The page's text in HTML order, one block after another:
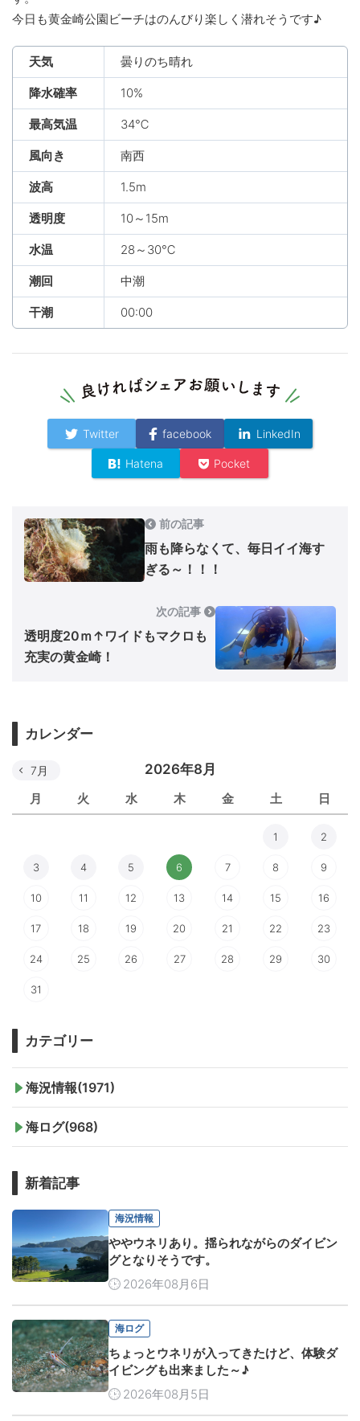
今日も黄金崎公園ビーチはのんびり楽しく潜れそうです♪
天気 曇りのち晴れ
降水確率 10%
最高気温 34℃
風向き 南西
波高 1.5m
透明度 10～15m
水温 28～30℃
潮回 中潮
干潮 00:00
Twitter facebook LinkedIn
Hatena Pocket
前の記事
雨も降らなくて、毎日イイ海す
ぎる～！！！
次の記事
透明度20ｍ↑ワイドもマクロも
充実の黄金崎！
カレンダー
2026年8月
月 火 水 木 金 土 日
7月
1 2
3 4 5 6 7 8 9
10 11 12 13 14 15 16
17 18 19 20 21 22 23
24 25 26 27 28 29 30
31
カテゴリー
海況情報(1971)
海ログ(968)
新着記事
海況情報
ややウネリあり。揺られながらのダイビン
グとなりそうです。
2026年08月6日
海ログ
ちょっとウネリが入ってきたけど、体験ダ
イビングも出来ました～♪
2026年08月5日